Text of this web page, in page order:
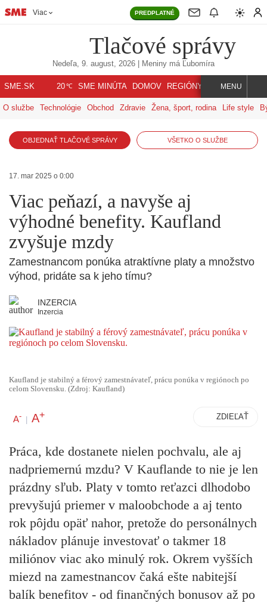
Viac PREDPLATNÉ
Tlačové správy
Nedeľa, 9. august, 2026 | Meniny má Ľubomíra
SME.SK 20℃ SME MINÚTA DOMOV REGIÓNY INDEX SVET
MENU
O službe Technológie Obchod Zdravie Žena, šport, rodina Life style
OBJEDNAŤ TLAČOVÉ SPRÁVY VŠETKO O SLUŽBE
17. mar 2025 o 0:00
Viac peňazí, a navyše aj
výhodné benefity. Kaufland
zvyšuje mzdy
Zamestnancom ponúka atraktívne platy a množstvo
výhod, pridáte sa k jeho tímu?
INZERCIA
Inzercia
Kaufland je stabilný a férový zamestnávateľ, prácu ponúka v regiónoch po
celom Slovensku. (Zdroj: Kaufland)
A- | A+ ZDIEĽAŤ
Práca, kde dostanete nielen pochvalu, ale aj
nadpriemernú mzdu? V Kauflande to nie je len
prázdny sľub. Platy v tomto reťazci dlhodobo
prevyšujú priemer v maloobchode a aj tento
rok pôjdu opäť nahor, pretože do personálnych
nákladov plánuje investovať o takmer 18
miliónov viac ako minulý rok. Okrem vyšších
miezd na zamestnancov čaká ešte nabitejší
balík benefitov - od finančných bonusov až po